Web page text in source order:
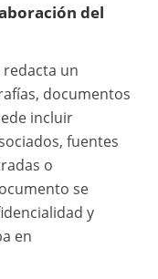
del
redacta un
documentos
incluir
fuentes
o
se
y
en